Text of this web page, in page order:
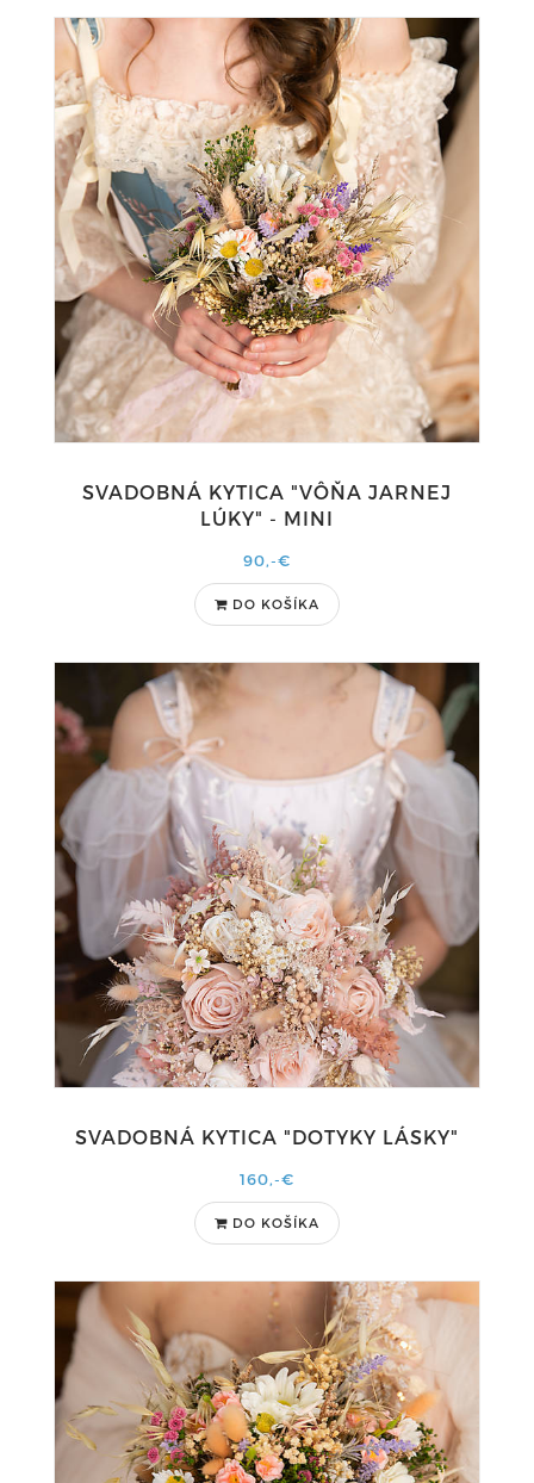
SVADOBNÁ KYTICA "VÔŇA JARNEJ
LÚKY" - MINI
90,-€
DO KOŠÍKA
SVADOBNÁ KYTICA "DOTYKY LÁSKY"
160,-€
DO KOŠÍKA